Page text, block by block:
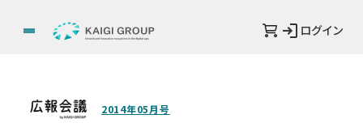
ログイン
2014年05月号